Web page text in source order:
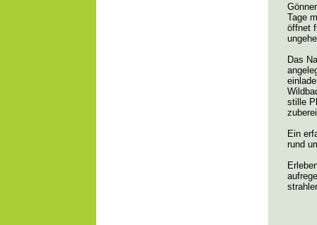
Tage
öffnet
Das
stille
Ein
rund